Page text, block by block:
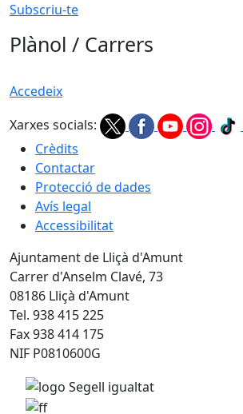
Subscriu-te
Plànol / Carrers
Accedeix
Xarxes socials:
Crèdits
Contactar
Protecció de dades
Avís legal
Accessibilitat
Ajuntament de Lliçà d'Amunt
Carrer d'Anselm Clavé, 73
08186 Lliçà d'Amunt
Tel. 938 415 225
Fax 938 414 175
NIF P0810600G